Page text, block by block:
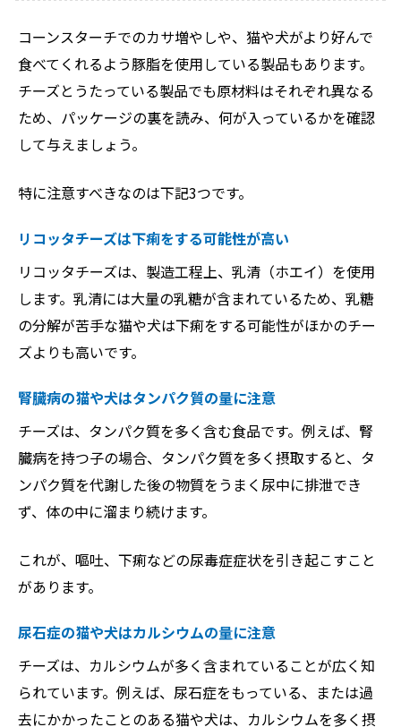
コーンスターチでのカサ増やしや、猫や犬がより好んで
食べてくれるよう豚脂を使用している製品もあります。
チーズとうたっている製品でも原材料はそれぞれ異なる
ため、パッケージの裏を読み、何が入っているかを確認
して与えましょう。
特に注意すべきなのは下記3つです。
リコッタチーズは下痢をする可能性が高い
リコッタチーズは、製造工程上、乳清（ホエイ）を使用
します。乳清には大量の乳糖が含まれているため、乳糖
の分解が苦手な猫や犬は下痢をする可能性がほかのチー
ズよりも高いです。
腎臓病の猫や犬はタンパク質の量に注意
チーズは、タンパク質を多く含む食品です。例えば、腎
臓病を持つ子の場合、タンパク質を多く摂取すると、タ
ンパク質を代謝した後の物質をうまく尿中に排泄でき
ず、体の中に溜まり続けます。
これが、嘔吐、下痢などの尿毒症症状を引き起こすこと
があります。
尿石症の猫や犬はカルシウムの量に注意
チーズは、カルシウムが多く含まれていることが広く知
られています。例えば、尿石症をもっている、または過
去にかかったことのある猫や犬は、カルシウムを多く摂